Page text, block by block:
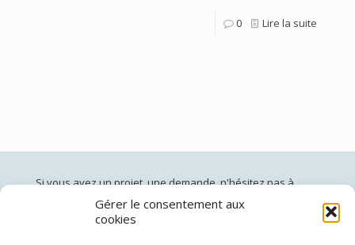
Gérer le consentement aux
cookies
0 Lire la suite
Si vous avez un projet, une demande, n'hésitez pas à
nous contacter:
jardinsdepan@gmail.com